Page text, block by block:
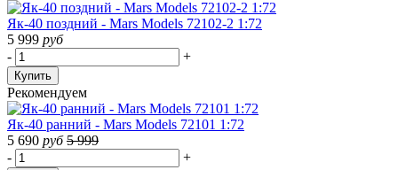
Як-40 поздний - Mars Models 72102-2 1:72
5 999 руб
-
+
Купить
Рекомендуем
Як-40 ранний - Mars Models 72101 1:72
5 690 руб 5 999
-
+